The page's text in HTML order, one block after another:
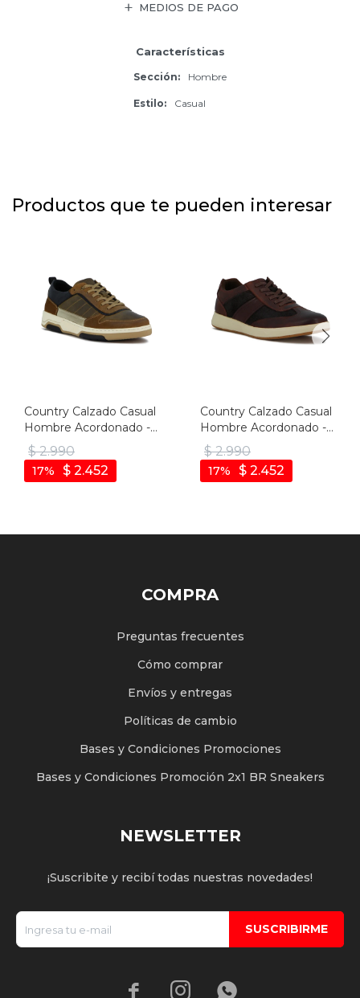
MEDIOS DE PAGO
Características
Sección Hombre
Estilo Casual
Productos que te pueden interesar
Country Calzado Casual
Hombre Acordonado -
Beige - Beige
$ 2.990
$ 2.452
17
Country Calzado Casual
Hombre Acordonado -
Cafe - Cafe
$ 2.990
$ 2.452
17
COMPRA
Preguntas frecuentes
Cómo comprar
Envíos y entregas
Políticas de cambio
Bases y Condiciones Promociones
Bases y Condiciones Promoción 2x1 BR Sneakers
NEWSLETTER
¡Suscribite y recibí todas nuestras novedades!
SUSCRIBIRME
  